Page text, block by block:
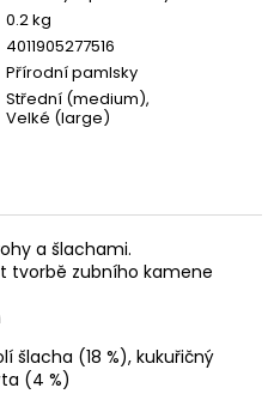
0.2 kg
4011905277516
Přírodní pamlsky
Střední (medium),
Velké (large)
a šlachami.
tvorbě zubního kamene
šlacha (18 %), kukuřičný
(4 %)